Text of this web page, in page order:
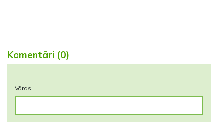
Komentāri (0)
Vārds: